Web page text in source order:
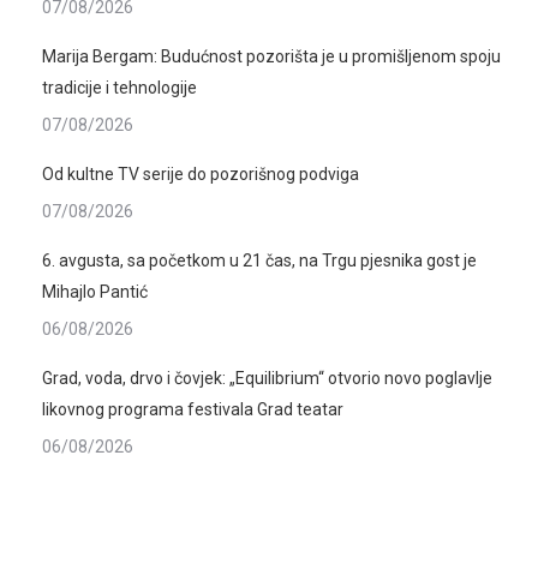
07/08/2026
Marija Bergam: Budućnost pozorišta je u promišljenom spoju
tradicije i tehnologije
07/08/2026
Od kultne TV serije do pozorišnog podviga
07/08/2026
6. avgusta, sa početkom u 21 čas, na Trgu pjesnika gost je
Mihajlo Pantić
06/08/2026
Grad, voda, drvo i čovjek: „Equilibrium“ otvorio novo poglavlje
likovnog programa festivala Grad teatar
06/08/2026